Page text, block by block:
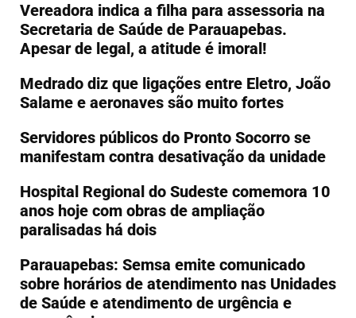
Vereadora indica a filha para assessoria na
Secretaria de Saúde de Parauapebas.
Apesar de legal, a atitude é imoral!
Medrado diz que ligações entre Eletro, João
Salame e aeronaves são muito fortes
Servidores públicos do Pronto Socorro se
manifestam contra desativação da unidade
Hospital Regional do Sudeste comemora 10
anos hoje com obras de ampliação
paralisadas há dois
Parauapebas: Semsa emite comunicado
sobre horários de atendimento nas Unidades
de Saúde e atendimento de urgência e